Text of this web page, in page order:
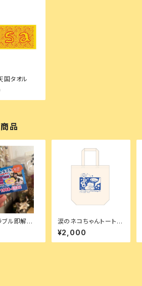
国タオル
品
ル即解決！
テッカー
涙のネコちゃんトートバ
ッグ
¥2,000